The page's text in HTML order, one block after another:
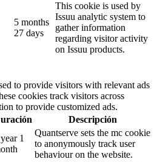
5 months
27 days
This cookie is used by
Issuu analytic system to
gather information
regarding visitor activity
on Issuu products.
to provide visitors with relevant ads
cookies track visitors across
to provide customized ads.
Descripción
1
Quantserve sets the mc cookie
to anonymously track user
behaviour on the website.